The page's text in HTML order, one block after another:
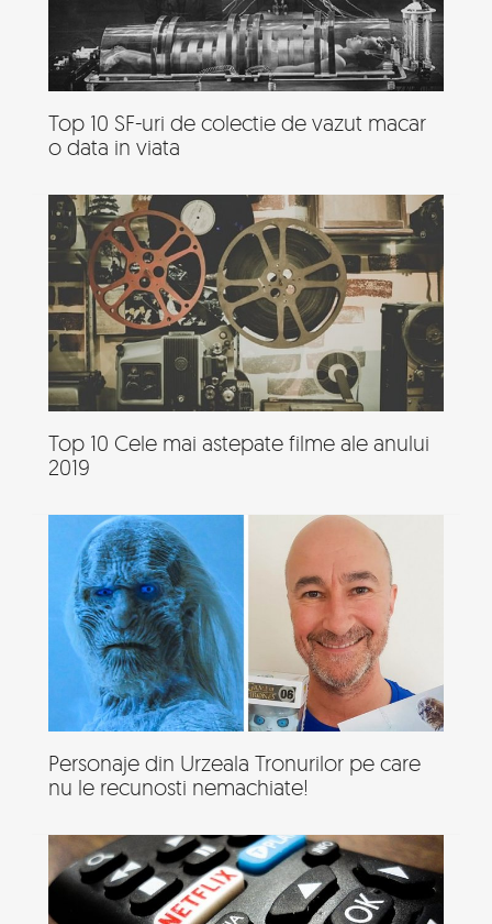
Top 10 SF-uri de colectie de vazut macar
o data in viata
Top 10 Cele mai astepate filme ale anului
2019
Personaje din Urzeala Tronurilor pe care
nu le recunosti nemachiate!